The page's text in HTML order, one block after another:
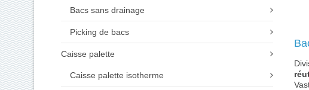
Bacs sans drainage
Picking de bacs
Caisse palette
Caisse palette isotherme